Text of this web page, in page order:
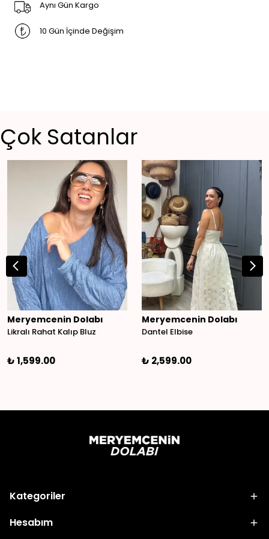
Aynı Gün Kargo
10 Gün İçinde Değişim
Çok Satanlar
Meryemcenin Dolabı
Likralı Rahat Kalıp Bluz
₺ 1,599.00
Meryemcenin Dolabı
Dantel Elbise
₺ 2,599.00
Kategoriler
Hesabım